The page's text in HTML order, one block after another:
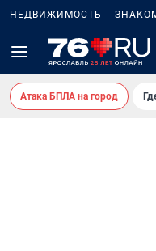
НЕДВИЖИМОСТЬ
Атака БПЛА на город